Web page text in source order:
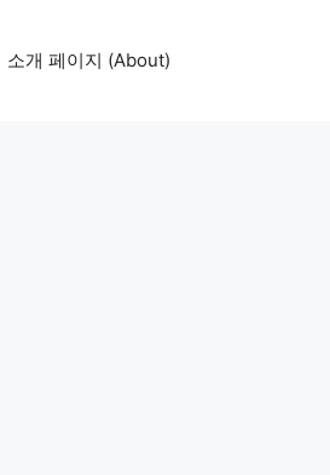
소개 페이지 (About)